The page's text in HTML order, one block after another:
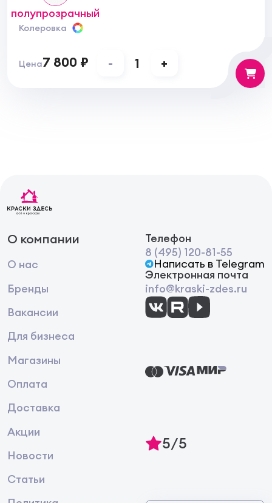
полупрозрачный
Колеровка
Цена7 800 ₽ - 1 +
О компании
О нас
Бренды
Вакансии
Для бизнеса
Магазины
Оплата
Доставка
Акции
Новости
Статьи
Телефон
8 (495) 120-81-55
Написать в Telegram
Электронная почта
info@kraski-zdes.ru
5/5